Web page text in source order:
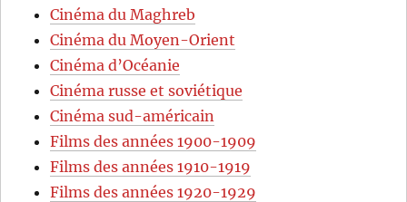
Cinéma du Maghreb
Cinéma du Moyen-Orient
Cinéma d’Océanie
Cinéma russe et soviétique
Cinéma sud-américain
Films des années 1900-1909
Films des années 1910-1919
Films des années 1920-1929